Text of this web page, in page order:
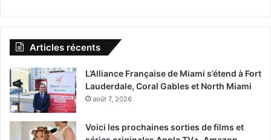
Articles récents
L’Alliance Française de Miami s’étend à Fort
Lauderdale, Coral Gables et North Miami
août 7, 2026
Voici les prochaines sorties de films et